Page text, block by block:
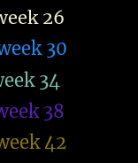
26
30
34
38
42